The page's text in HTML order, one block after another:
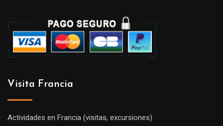
Visita Francia
Actividades en Francia (visitas, excursiones)